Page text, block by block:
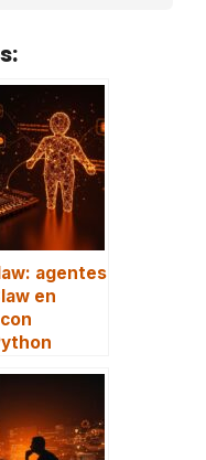
agentes
en